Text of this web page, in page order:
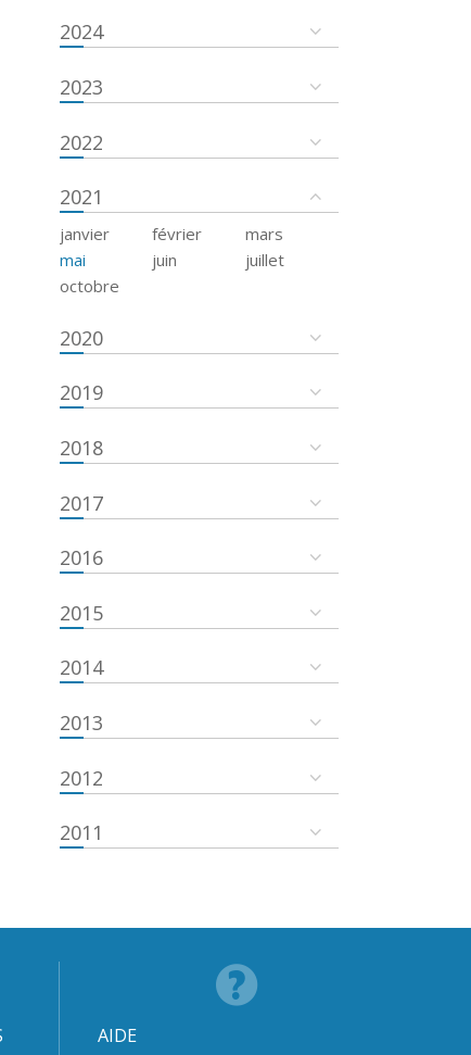
2024
2023
2022
2021
janvier février
mars
mai
juin
juillet
octobre
2020
2019
2018
2017
2016
2015
2014
2013
2012
2011
AIDE